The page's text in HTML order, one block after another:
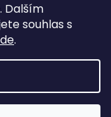
Dalším
souhlas s
.
vyhrazena.